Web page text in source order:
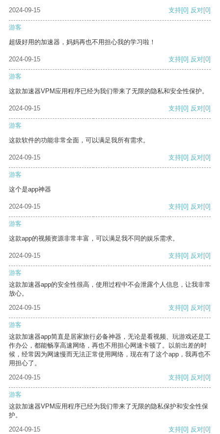
2024-09-15 支持[0] 反对[0]
游客
超级好用的加速器，妈妈再也不用担心我的学习啦！
2024-09-15 支持[0] 反对[0]
游客
这款加速器VPM应用程序已经为我们带来了无限的隐私和安全性保护。
2024-09-15 支持[0] 反对[0]
游客
这款软件的功能非常全面，可以满足我所有需求。
2024-09-15 支持[0] 反对[0]
游客
这个是app神器
2024-09-15 支持[0] 反对[0]
游客
这款app的视频资源非常丰富，可以满足我不同的娱乐需求。
2024-09-15 支持[0] 反对[0]
游客
这款加速器app的安全性很高，使用过程中不会泄露个人信息，让我非常
放心。
2024-09-15
支持[0] 反对[0]
游客
这款加速器app简直是居家旅行必备神器，无论是看视频、玩游戏还是工
作办公，都能畅享高速网络，再也不用担心网速卡顿了。以前出差的时
候，经常因为网速慢而无法正常使用网络，现在有了这个app，我再也不
用担心了。
2024-09-15
支持[0] 反对[0]
游客
这款加速器VPM应用程序已经为我们带来了无限的隐私保护和安全性保
护。
2024-09-15
支持[0] 反对[0]